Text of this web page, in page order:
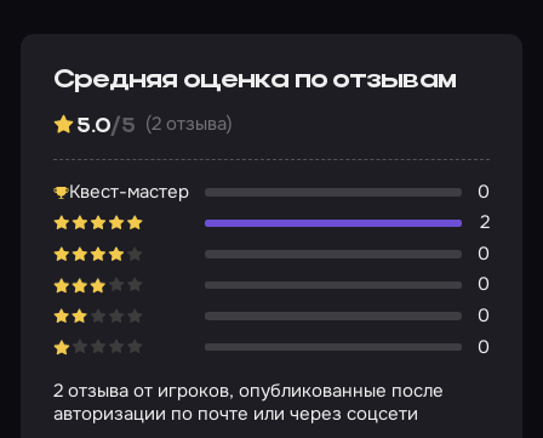
Средняя оценка по отзывам
5.0/5 (2 отзыва)
Квест-мастер
0
2
0
0
0
0
2 отзыва от игроков, опубликованные после
авторизации по почте или через соцсети